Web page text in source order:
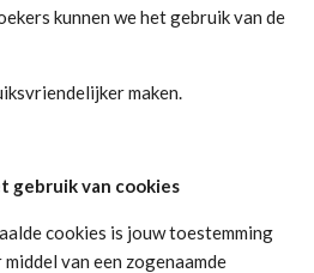
kunnen we het gebruik van de
maken.
gebruik van cookies
cookies is jouw toestemming
van een zogenaamde